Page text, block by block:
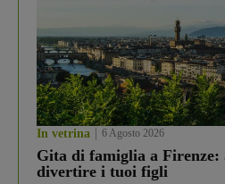
In vetrina 6 Agosto 2026
Gita di famiglia a Firenze:
divertire i tuoi figli